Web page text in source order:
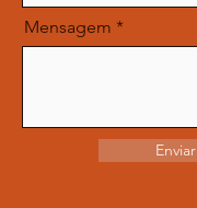
Mensagem
Enviar